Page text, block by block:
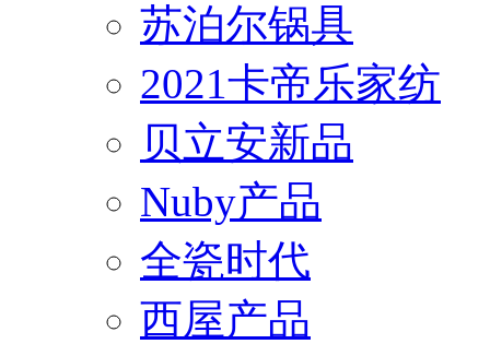
苏泊尔锅具
2021卡帝乐家纺
贝立安新品
Nuby产品
全瓷时代
西屋产品